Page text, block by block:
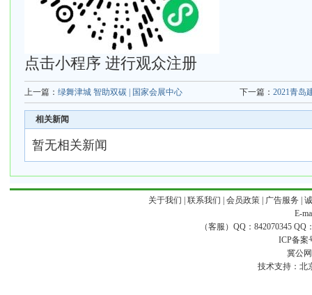
点击小程序 进行观众注册
上一篇： 绿舞津城 智助双碳 | 国家会展中心 下一篇： 2021青岛
相关新闻
暂无相关新闻
关于我们 联系我们 会员政策| 广告服务
E-
（客服）QQ：842070345 QQ
ICP备案
冀公
技术支持： 北